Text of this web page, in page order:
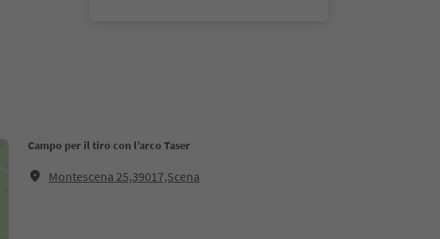
Campo per il tiro con l’arco Taser
Montescena 25,39017,Scena